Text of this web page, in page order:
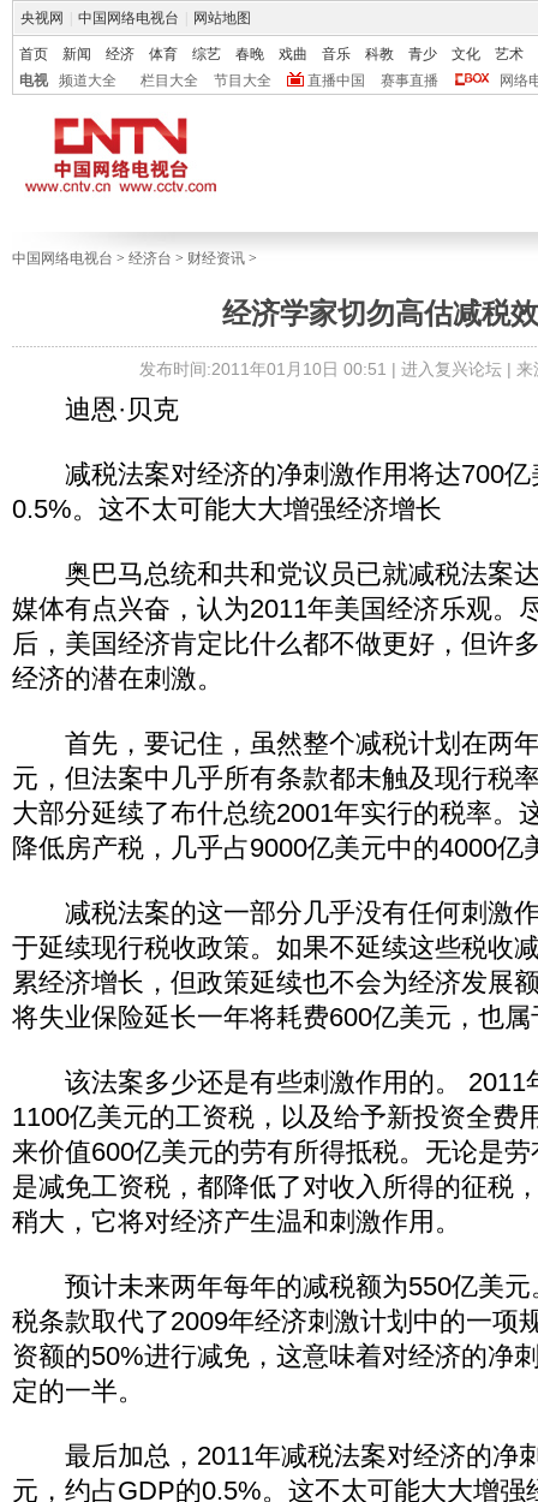
央视网 中国网络电视台 网站地图
首页 新闻 经济 体育 综艺 春晚 戏曲 音乐 科教 青少 文化
艺术
电视
频道大全 栏目大全 节目大全 直播中国 赛事直播 网络
中国网络电视台 > 经济台 > 财经资讯 >
经济学家切勿高估减税
发布时间:2011年01月10日 00:51 | 进入复兴论坛| 来
迪恩·贝克
减税法案对经济的净刺激作用将达700亿
0.5%。这不太可能大大增强经济增长
奥巴马总统和共和党议员已就减税法案
媒体有点兴奋，认为2011年美国经济乐观。
后，美国经济肯定比什么都不做更好，但许
经济的潜在刺激。
首先，要记住，虽然整个减税计划在两
元，但法案中几乎所有条款都未触及现行税
大部分延续了布什总统2001年实行的税率。
降低房产税，几乎占9000亿美元中的4000亿
减税法案的这一部分几乎没有任何刺激
于延续现行税收政策。如果不延续这些税收
累经济增长，但政策延续也不会为经济发展
将失业保险延长一年将耗费600亿美元，也
该法案多少还是有些刺激作用的。 2011
1100亿美元的工资税，以及给予新投资全费
来价值600亿美元的劳有所得抵税。无论是
是减免工资税，都降低了对收入所得的征税
稍大，它将对经济产生温和刺激作用。
预计未来两年每年的减税额为550亿美元
税条款取代了2009年经济刺激计划中的一项
资额的50%进行减免，这意味着对经济的净
定的一半。
最后加总，2011年减税法案对经济的净
元，约占GDP的0.5%。这不太可能大大增强